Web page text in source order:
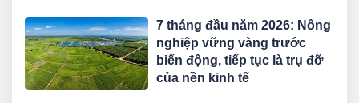
7 tháng đầu năm 2026: Nông
nghiệp vững vàng trước
biến động, tiếp tục là trụ đỡ
của nền kinh tế